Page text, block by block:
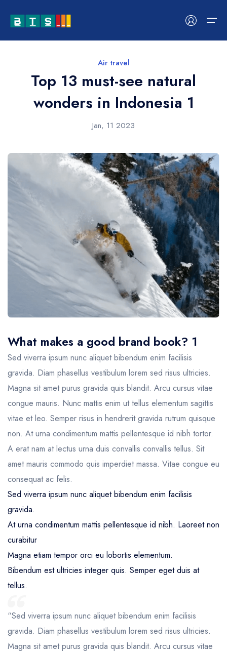
Home
About us
Blogs
Contact
Air travel
Top 13 must-see natural
wonders in Indonesia 1
Jan, 11 2023
What makes a good brand book? 1
Sed viverra ipsum nunc aliquet bibendum enim facilisis
gravida. Diam phasellus vestibulum lorem sed risus ultricies.
Magna sit amet purus gravida quis blandit. Arcu cursus vitae
congue mauris. Nunc mattis enim ut tellus elementum sagittis
vitae et leo. Semper risus in hendrerit gravida rutrum quisque
non. At urna condimentum mattis pellentesque id nibh tortor.
A erat nam at lectus urna duis convallis convallis tellus. Sit
amet mauris commodo quis imperdiet massa. Vitae congue eu
consequat ac felis.
Sed viverra ipsum nunc aliquet bibendum enim facilisis
gravida.
At urna condimentum mattis pellentesque id nibh. Laoreet non
curabitur
Magna etiam tempor orci eu lobortis elementum.
Bibendum est ultricies integer quis. Semper eget duis at
tellus.
“Sed viverra ipsum nunc aliquet bibendum enim facilisis
gravida. Diam phasellus vestibulum lorem sed risus ultricies.
Magna sit amet purus gravida quis blandit. Arcu cursus vitae
USD
Brazilian real
BRL BGN
AUD
Bulgarian lev
BGN CAD
Australian dollar
- $ BRL-
Canadian dollar